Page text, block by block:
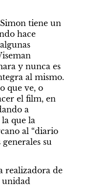
tiene un
hace
y nunca es
al mismo.
que ve, o
el film, en
a
que la
al “diario
su
lo que la realizadora de
unidad